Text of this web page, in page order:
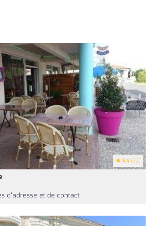
4.4 (32)
d'adresse et de contact